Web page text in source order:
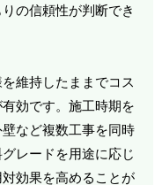
の信頼性が判断でき
維持したままでコス
効です。施工時期を
など複数工事を同時
レードを用途に応じ
効果を高めることが